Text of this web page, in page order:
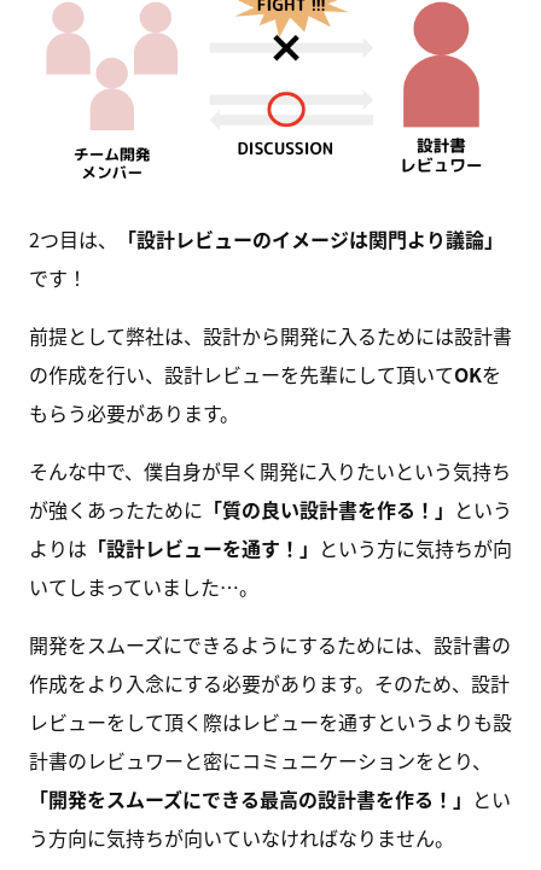
2つ目は、
「設計レビューのイメージは関門より議論」
です！
前提として弊社は、設計から開発に入るためには設計書
の作成を行い、設計レビューを先輩にして頂いてOKを
もらう必要があります。
そんな中で、僕自身が早く開発に入りたいという気持ち
が強くあったために 「質の良い設計書を作る！」 という
よりは 「設計レビューを通す！」 という方に気持ちが向
いてしまっていました…。
開発をスムーズにできるようにするためには、設計書の
作成をより入念にする必要があります。そのため、設計
レビューをして頂く際はレビューを通すというよりも設
計書のレビュワーと密にコミュニケーションをとり、
「開発をスムーズにできる最高の設計書を作る！」 とい
う方向に気持ちが向いていなければなりません。